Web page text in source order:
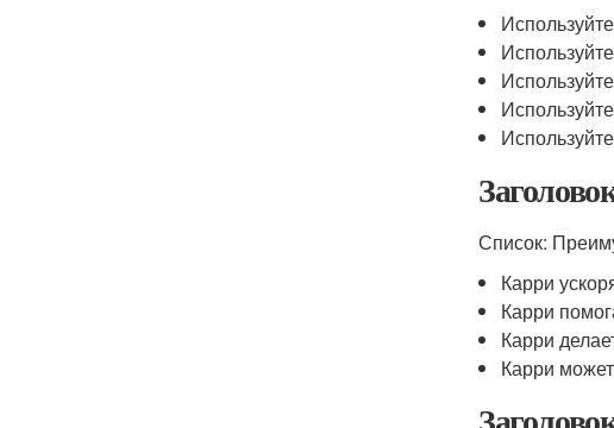
Список:
Карри
Карри
Карри
Карри